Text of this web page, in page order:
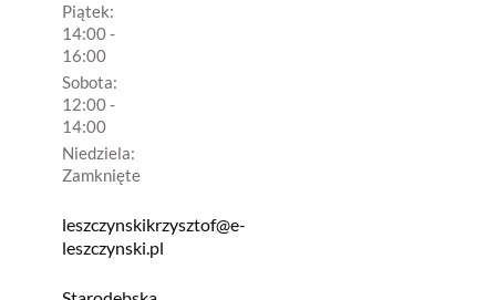
Piątek:
14:00 -
16:00
Sobota:
12:00 -
14:00
Niedziela:
Zamknięte
leszczynskikrzysztof@e-
leszczynski.pl